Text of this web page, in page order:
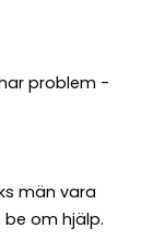
problem -
män vara
om hjälp.